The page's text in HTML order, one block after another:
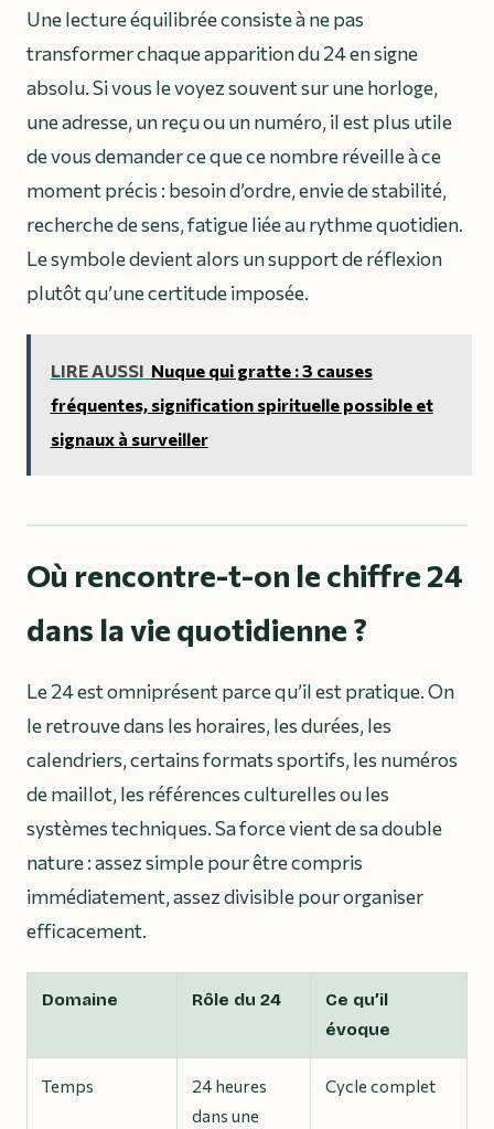
Une lecture équilibrée consiste à ne pas
transformer chaque apparition du 24 en signe
absolu. Si vous le voyez souvent sur une horloge,
une adresse, un reçu ou un numéro, il est plus utile
de vous demander ce que ce nombre réveille à ce
moment précis : besoin d’ordre, envie de stabilité,
recherche de sens, fatigue liée au rythme quotidien.
Le symbole devient alors un support de réflexion
plutôt qu’une certitude imposée.
LIRE AUSSI Nuque qui gratte : 3 causes
fréquentes, signification spirituelle possible et
signaux à surveiller
Où rencontre-t-on le chiffre 24
dans la vie quotidienne ?
Le 24 est omniprésent parce qu’il est pratique. On
le retrouve dans les horaires, les durées, les
calendriers, certains formats sportifs, les numéros
de maillot, les références culturelles ou les
systèmes techniques. Sa force vient de sa double
nature : assez simple pour être compris
immédiatement, assez divisible pour organiser
efficacement.
Domaine Rôle du 24
Ce qu’il
évoque
Temps
24 heures
dans une
Cycle complet